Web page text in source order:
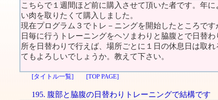
こちらで１週間ほど前に購入させて頂いた者です。年
い肉を取りたくて購入しました。
現在プログラム３でトレ－ニングを開始したところで
日毎に行うトレーニングをヘソまわりと脇腹とで日替
所を日替わりで行えば、場所ごとに１日の休息日は取
てもよろしいでしょうか。教えて下さい。
[タイトル一覧] [TOP PAGE]
195. 腹部と脇腹の日替わりトレーニングで結構です